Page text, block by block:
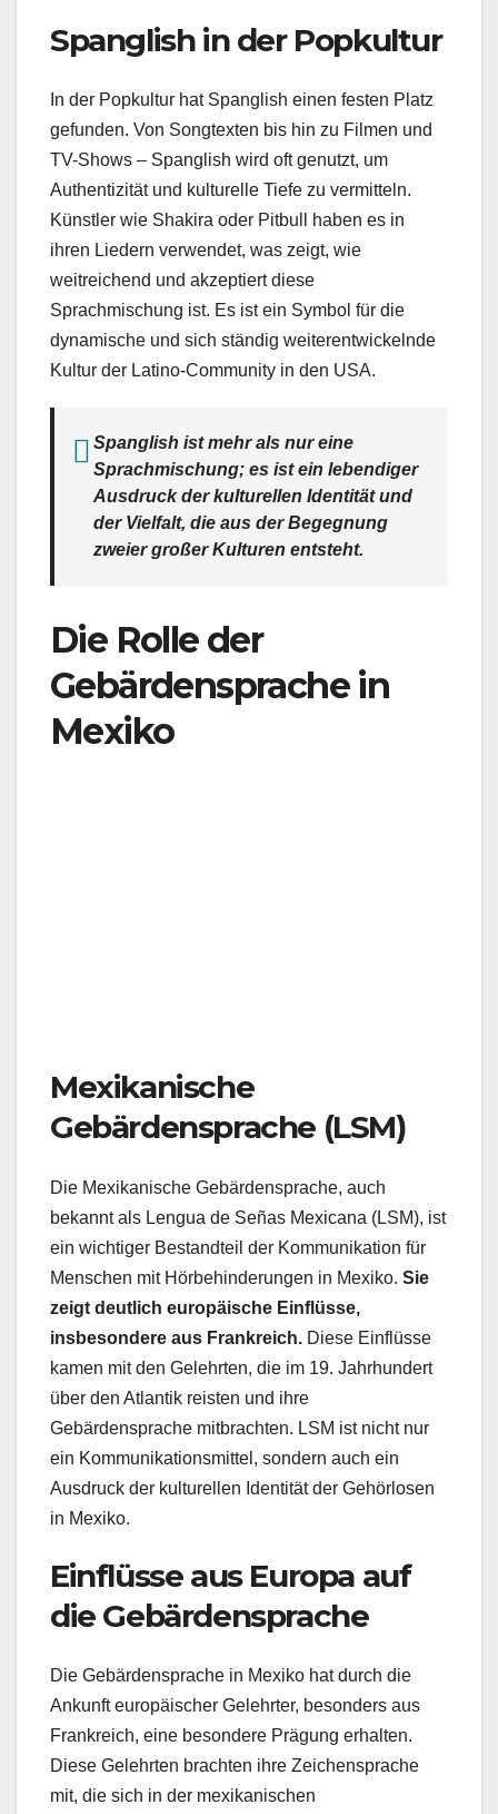
Spanglish in der Popkultur
In der Popkultur hat Spanglish einen festen Platz
gefunden. Von Songtexten bis hin zu Filmen und
TV-Shows – Spanglish wird oft genutzt, um
Authentizität und kulturelle Tiefe zu vermitteln.
Künstler wie Shakira oder Pitbull haben es in
ihren Liedern verwendet, was zeigt, wie
weitreichend und akzeptiert diese
Sprachmischung ist. Es ist ein Symbol für die
dynamische und sich ständig weiterentwickelnde
Kultur der Latino-Community in den USA.
Spanglish ist mehr als nur eine
Sprachmischung; es ist ein lebendiger
Ausdruck der kulturellen Identität und
der Vielfalt, die aus der Begegnung
zweier großer Kulturen entsteht.
Die Rolle der
Gebärdensprache in
Mexiko
Mexikanische
Gebärdensprache (LSM)
Die Mexikanische Gebärdensprache, auch
bekannt als Lengua de Señas Mexicana (LSM), ist
ein wichtiger Bestandteil der Kommunikation für
Menschen mit Hörbehinderungen in Mexiko. Sie
zeigt deutlich europäische Einflüsse,
insbesondere aus Frankreich. Diese Einflüsse
kamen mit den Gelehrten, die im 19. Jahrhundert
über den Atlantik reisten und ihre
Gebärdensprache mitbrachten. LSM ist nicht nur
ein Kommunikationsmittel, sondern auch ein
Ausdruck der kulturellen Identität der Gehörlosen
in Mexiko.
Einflüsse aus Europa auf
die Gebärdensprache
Die Gebärdensprache in Mexiko hat durch die
Ankunft europäischer Gelehrter, besonders aus
Frankreich, eine besondere Prägung erhalten.
Diese Gelehrten brachten ihre Zeichensprache
mit, die sich in der mexikanischen